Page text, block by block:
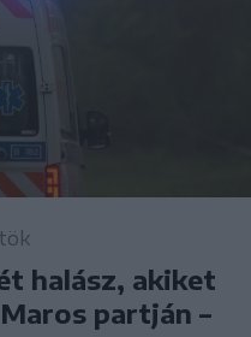
halász, akiket
partján –